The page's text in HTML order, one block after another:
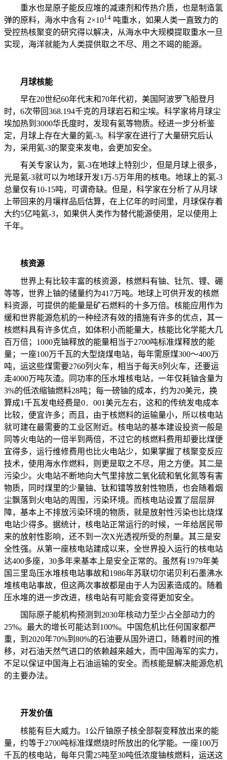
重水也是原子能反应堆的减速剂和传热介质，也是制造氢
弹的原料，海水中含有 2×1014 吨重水，如果人类一直致力的
受控热核聚变的研究得以解决，从海水中大规模提取重水一旦
实现，海洋就能为人类提供取之不尽、用之不竭的能源。
月球核能
早在20世纪60年代末和70年代初，美国阿波罗飞船登月
时， 6次带回368.194千克的月球岩石和尘埃。科学家将月球尘
埃加热到 3000华氏度时，发现有氦等物质。经进一步分析鉴
定，月球上存在大量的氦-3。科学家在进行了大量研究后认
为，采用氦-3的聚变来发电，会更加安全。
有关专家认为，氦-3在地球上特别少，但是月球上很多，
光是氦-3就可以为地球开发1万-5万年用的核电。地球上的氦-3
总量仅有10-15吨，可谓奇缺。但是，科学家在分析了从月球
上带回来的月壤样品后估算，在上亿年的时间里，月球保存着
大约5亿吨氦-3，如果供人类作为替代能源使用，足以使用上
千年。
核资源
世界上有比较丰富的核资源，核燃料有铀、钍氘、锂、硼
等等，世界上铀的储量约为417万吨。地球上可供开发的核燃
料资源，可提供的能量是矿石燃料的十多万倍。核能应用作为
缓和世界能源危机的一种经济有效的措施有许多的优点，其一
核燃料具有许多优点，如体积小而能量大，核能比化学能大几
百万倍； 1000克铀释放的能量相当于2700吨标准煤释放的能
量；一座100万千瓦的大型烧煤电站，每年需原煤300～400万
吨，运这些煤需要2760列火车，相当于每天8列火车，还要运
走4000万吨灰渣。同功率的压水堆核电站，一年仅耗铀含量为
3%的低浓缩铀燃料28吨；每一磅铀的成本，约为20美元，换
算成1千瓦发电经费是0． 001美元左右，这和的传统发电成本
比较，便宜许多；而且，由于核燃料的运输量小，所以核电站
就可建在最需要的工业区附近。核电站的基本建设投资一般是
同等火电站的一倍半到两倍，不过它的核燃料费用却要比煤便
宜得多，运行维修费用也比火电站少，如果掌握了核聚变反应
技术，使用海水作燃料，则更是取之不尽，用之方便。其二是
污染少。火电站不断地向大气里排放二氧化硫和氧化氮等有害
物质，同时煤里的少量铀、钛和镭等放射性物质，也会随着烟
尘飘落到火电站的周围，污染环境。而核电站设置了层层屏
障，基本上不排放污染环境的物质，就是放射性污染也比烧煤
电站少得多。据统计，核电站正常运行的时候，一年给居民带
来的放射性影响，还不到一次X光透视所受的剂量。其三是安
全性强。从第一座核电站建成以来，全世界投入运行的核电站
达400多座， 30多年来基本上是安全正常的。虽然有1979年美
国三里岛压水堆核电站事故和1986年苏联切尔诺贝利石墨沸水
堆核电站事故，但这两次事故都是由于人为因素造成的。随着
压水堆的进一步改进，核电站有可能会变得更加安全。
国际原子能机构预测到 2030年核动力至少占全部动力的
25%。最大的增长可能达到 100%。中国危机比任何国家都严
重，到 2020年70%到 80%的石油要从国外进口，随着时间的推
移，对石油天然气进口的依赖越来越大，而中国海军的实力，
不足以保证中国海上石油运输的安全。而核能是解决能源危机
的主要办法。
开发价值
核能有巨大威力。 1 公斤铀原子核全部裂变释放出来的能
量，约等于2700吨标准煤燃烧时所放出的化学能。一座100万
千瓦的核电站，每年只需25吨至30吨低浓度铀核燃料，运送这